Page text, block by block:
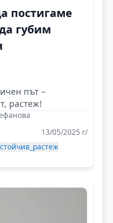
постигаме
губим
път –
растеж!
13/05/2025 г/